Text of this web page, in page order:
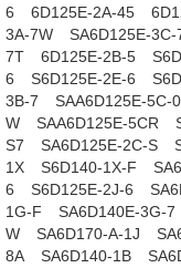
6
6D125E-2A-45
3A-7W
SA6D125E-3C-
7T
6D125E-2B-5
6
S6D125E-2E-6
3B-7
SAA6D125E-5C-
W
SAA6D125E-5CR
S7
SA6D125E-2C-S
1X
S6D140-1X-F
6
S6D125E-2J-6
1G-F
SA6D140E-3G-7
W
SA6D170-A-1J
8A
SA6D140-1B